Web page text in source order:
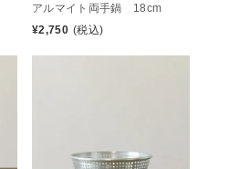
アルマイト両手鍋 18cm
¥2,750 (税込)